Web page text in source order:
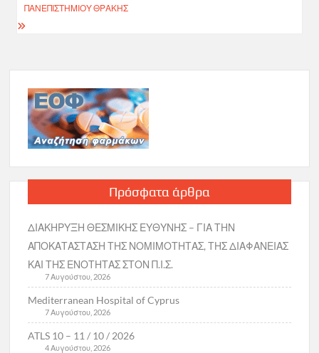
ΠΑΝΕΠΙΣΤΗΜΊΟΥ ΘΡΆΚΗΣ
Πρόσφατα άρθρα
ΔΙΑΚΗΡΥΞΗ ΘΕΣΜΙΚΗΣ ΕΥΘΥΝΗΣ – ΓΙΑ ΤΗΝ
ΑΠΟΚΑΤΑΣΤΑΣΗ ΤΗΣ ΝΟΜΙΜΟΤΗΤΑΣ, ΤΗΣ ΔΙΑΦΑΝΕΙΑΣ
ΚΑΙ ΤΗΣ ΕΝΟΤΗΤΑΣ ΣΤΟΝ Π.Ι.Σ.
7 Αυγούστου, 2026
Mediterranean Hospital of Cyprus
7 Αυγούστου, 2026
ATLS 10 – 11 / 10 / 2026
4 Αυγούστου, 2026